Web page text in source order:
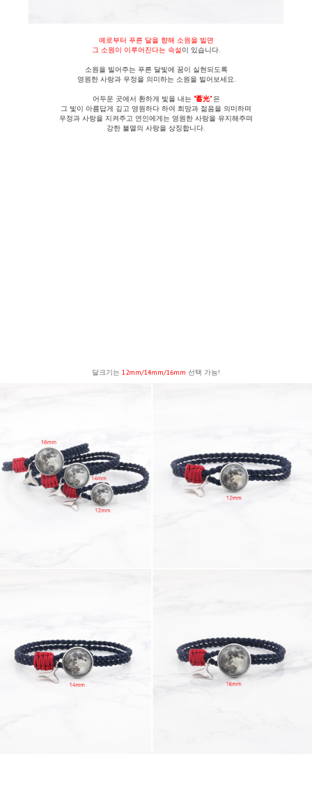
예로부터 푸른 달을 향해 소원을 빌면
그 소원이 이루어진다는 속설이 있습니다.
소원을 빌어주는 푸른 달빛에 꿈이 실현되도록
영원한 사랑과 우정을 의미하는 소원을 빌어보세요.
어두운 곳에서 환하게 빛을 내는 "蓄光" 은
그 빛이 아름답게 깊고 영원하다 하여 희망과 젊음을 의미하며
우정과 사랑을 지켜주고 연인에게는 영원한 사랑을 유지해주며
강한 불멸의 사랑을 상징합니다.
달크기는 12mm/14mm/16mm 선택 가능!